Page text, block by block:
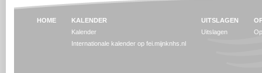
HOME
KALENDER
Kalender
Internationale kalender op fei.mijnknhs.nl
UITSLAGEN
Uitslagen